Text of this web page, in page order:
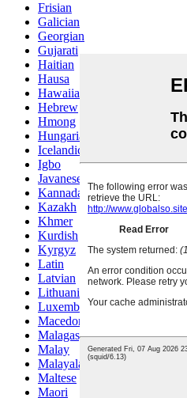
Frisian
Galician
Georgian
Gujarati
Haitian
Hausa
Hawaiian
Hebrew
Hmong
Hungarian
Icelandic
Igbo
Javanese
Kannada
Kazakh
Khmer
Kurdish
Kyrgyz
Latin
Latvian
Lithuanian
Luxembou..
Macedonian
Malagasy
Malay
Malayalam
Maltese
Maori